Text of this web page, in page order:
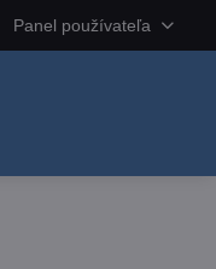
Panel používateľa